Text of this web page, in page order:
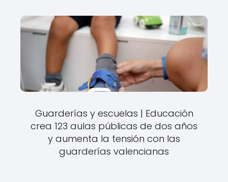
Guarderías y escuelas | Educación
crea 123 aulas públicas de dos años
y aumenta la tensión con las
guarderías valencianas